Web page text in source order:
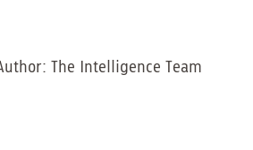
The Intelligence Team